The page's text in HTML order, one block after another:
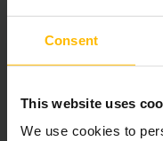
Consent
This website uses
We use cookies to
To umožňuje přesné
prostorecha lepší
Podívejte se,